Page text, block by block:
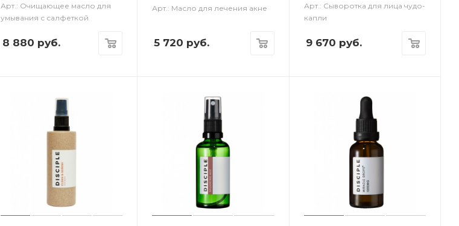
Арт.: Очищающее масло для
умывания с салфеткой
8 880 руб.
Арт.: Масло для лечения акне
5 720 руб.
Арт.: Сыворотка для лица чудо-
капли
9 670 руб.